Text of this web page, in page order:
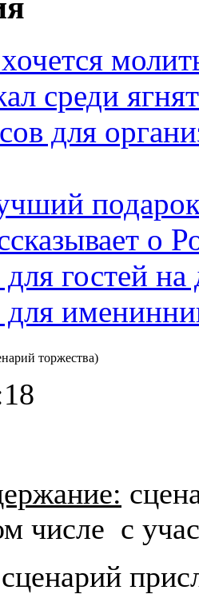
среди ягнят
для
о
гостей
торжества)
числе с
сценарий